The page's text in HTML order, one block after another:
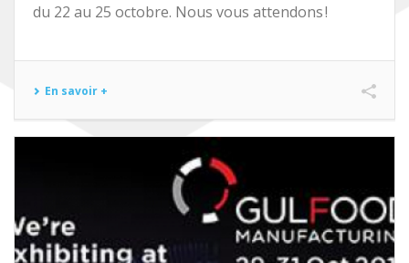
du 22 au 25 octobre. Nous vous attendons !
En savoir +